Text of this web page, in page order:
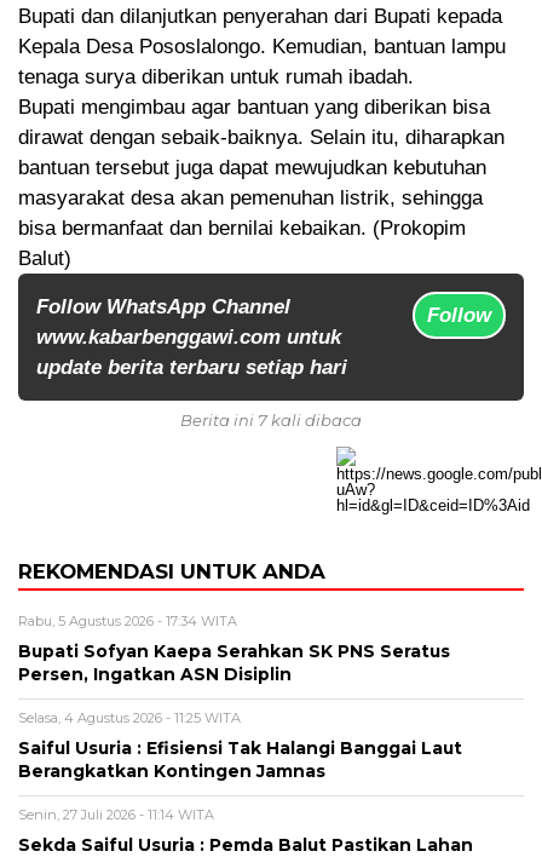
Bupati dan dilanjutkan penyerahan dari Bupati kepada
Kepala Desa Pososlalongo. Kemudian, bantuan lampu
tenaga surya diberikan untuk rumah ibadah.
Bupati mengimbau agar bantuan yang diberikan bisa
dirawat dengan sebaik-baiknya. Selain itu, diharapkan
bantuan tersebut juga dapat mewujudkan kebutuhan
masyarakat desa akan pemenuhan listrik, sehingga
bisa bermanfaat dan bernilai kebaikan. (Prokopim
Balut)
Follow WhatsApp Channel
www.kabarbenggawi.com untuk
update berita terbaru setiap hari
Follow
Berita ini 7 kali dibaca
REKOMENDASI UNTUK ANDA
Rabu, 5 Agustus 2026 - 17:34 WITA
Bupati Sofyan Kaepa Serahkan SK PNS Seratus
Persen, Ingatkan ASN Disiplin
Selasa, 4 Agustus 2026 - 11:25 WITA
Saiful Usuria : Efisiensi Tak Halangi Banggai Laut
Berangkatkan Kontingen Jamnas
Senin, 27 Juli 2026 - 11:14 WITA
Sekda Saiful Usuria : Pemda Balut Pastikan Lahan